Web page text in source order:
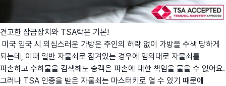
견고한 잠금장치와 TSA락은 기본!
미국 입국 시 의심스러운 가방은 주인의 허락 없이 가방을 수색 당하게
되는데, 이때 일반 자물쇠로 잠겨있는 경우에 임의대로 자물쇠를
파손하고 수하물을 검색해도 승객은 파손에 대한 책임을 물을 수 없어요.
그러나 TSA 인증을 받은 자물쇠는 마스터키로 열 수 있기 때문에